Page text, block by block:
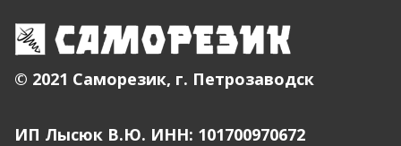
© 2021 Саморезик, г. Петрозаводск
ИП Лысюк В.Ю. ИНН: 101700970672